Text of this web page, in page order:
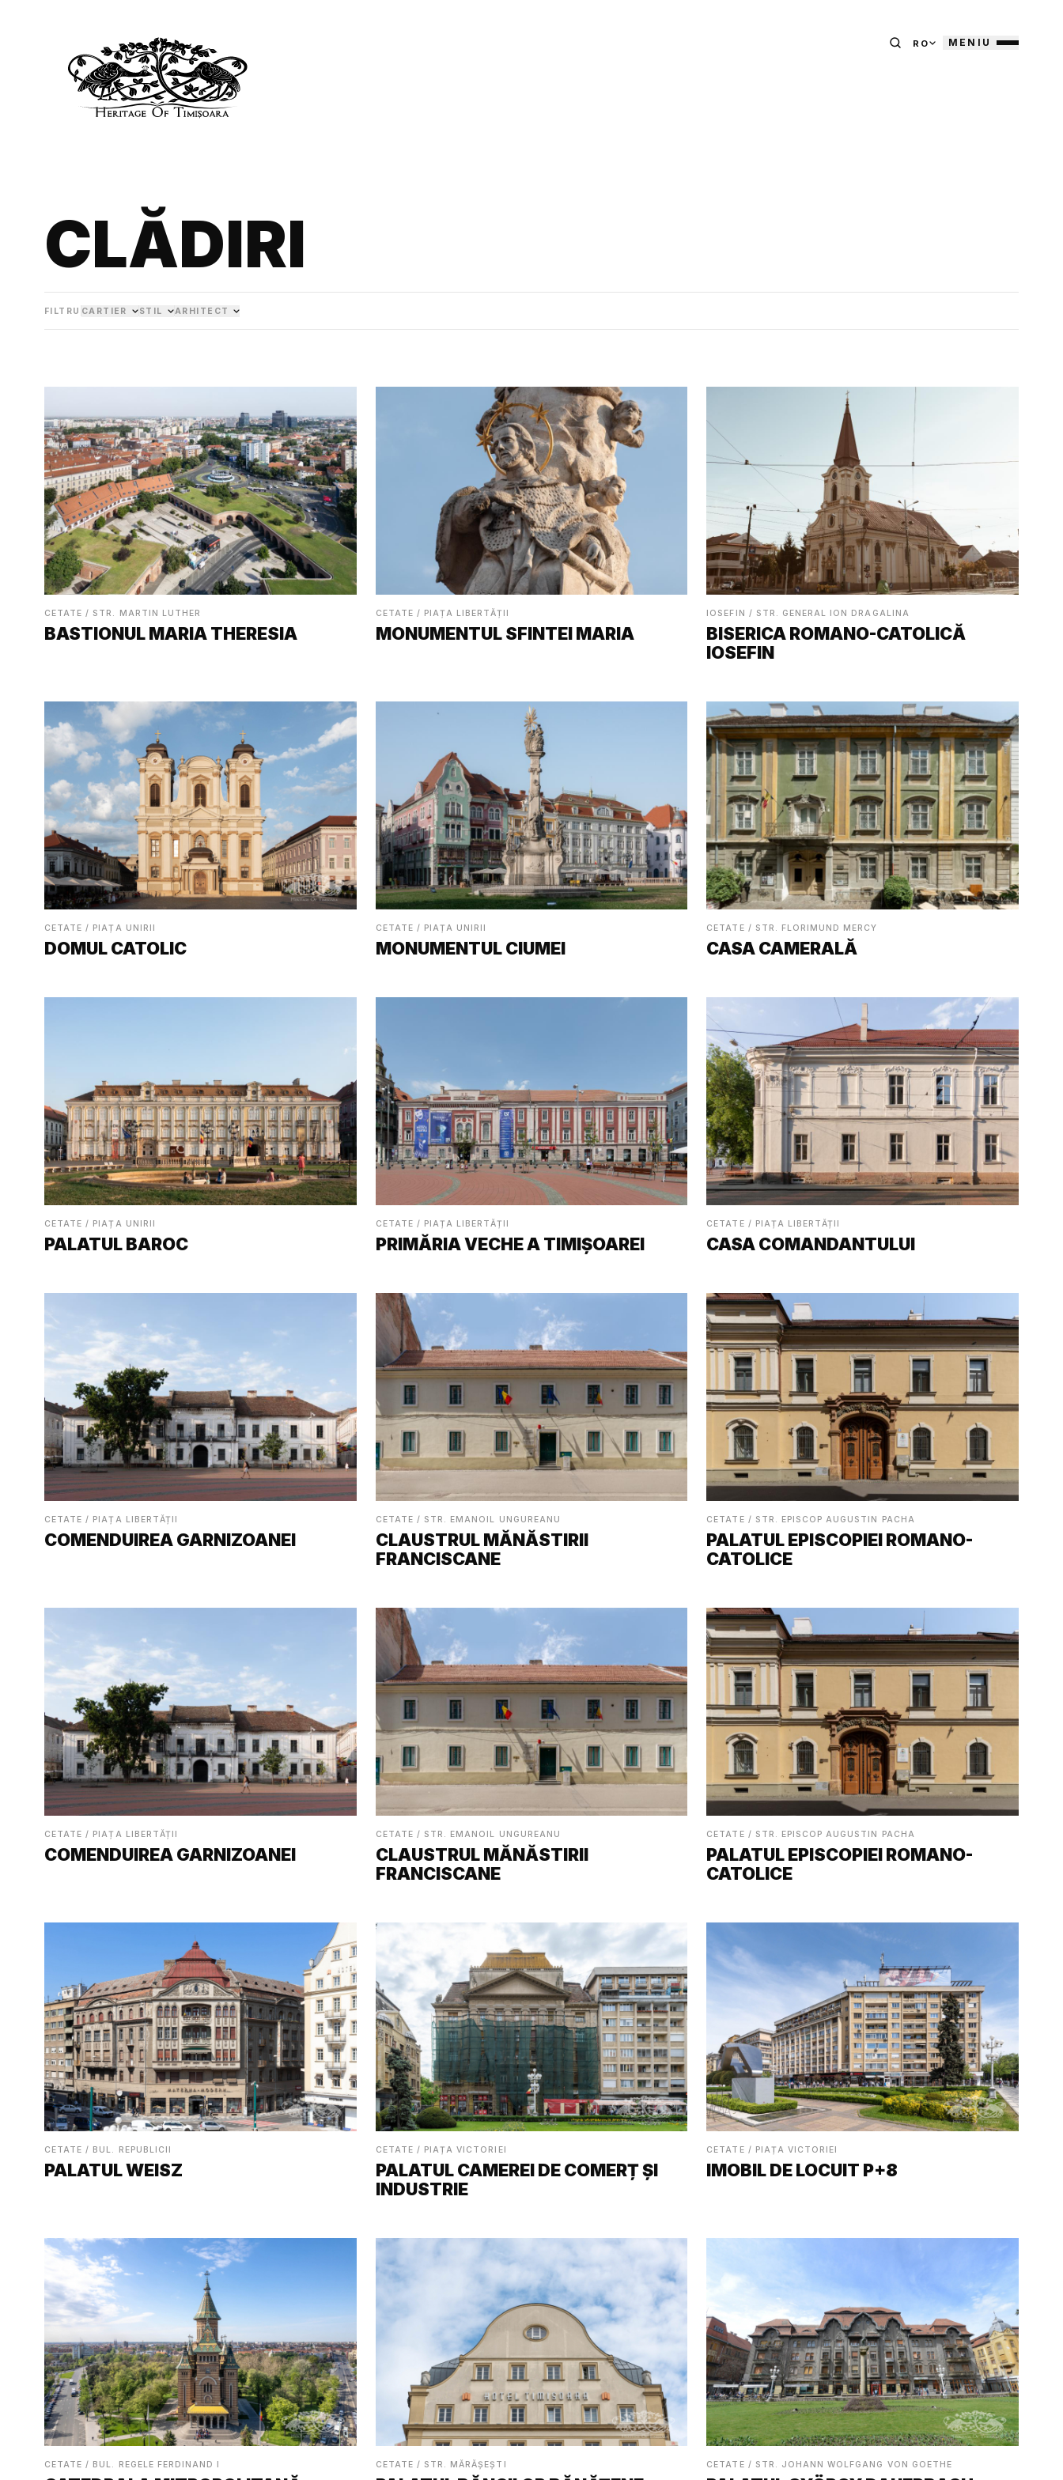
RO MENIU
CLĂDIRI
FILTRU CARTIER STIL ARHITECT
CETATE / STR. MARTIN LUTHER
BASTIONUL MARIA THERESIA
CETATE / PIAȚA LIBERTĂȚII
MONUMENTUL SFINTEI MARIA
IOSEFIN / STR. GENERAL ION DRAGALINA
BISERICA ROMANO-CATOLICĂ
IOSEFIN
CETATE / PIAȚA UNIRII
DOMUL CATOLIC
CETATE / PIAȚA UNIRII
MONUMENTUL CIUMEI
CETATE / STR. FLORIMUND MERCY
CASA CAMERALĂ
CETATE / PIAȚA UNIRII
PALATUL BAROC
CETATE / PIAȚA LIBERTĂȚII
PRIMĂRIA VECHE A TIMIȘOAREI
CETATE / PIAȚA LIBERTĂȚII
CASA COMANDANTULUI
CETATE / PIAȚA LIBERTĂȚII
COMENDUIREA GARNIZOANEI
CETATE / STR. EMANOIL UNGUREANU
CLAUSTRUL MĂNĂSTIRII
FRANCISCANE
CETATE / STR. EPISCOP AUGUSTIN PACHA
PALATUL EPISCOPIEI ROMANO-
CATOLICE
CETATE / PIAȚA LIBERTĂȚII
COMENDUIREA GARNIZOANEI
CETATE / STR. EMANOIL UNGUREANU
CLAUSTRUL MĂNĂSTIRII
FRANCISCANE
CETATE / STR. EPISCOP AUGUSTIN PACHA
PALATUL EPISCOPIEI ROMANO-
CATOLICE
CETATE / BUL. REPUBLICII
PALATUL WEISZ
CETATE / PIAȚA VICTORIEI
PALATUL CAMEREI DE COMERȚ ȘI
INDUSTRIE
CETATE / PIAȚA VICTORIEI
IMOBIL DE LOCUIT P+8
CETATE / BUL. REGELE FERDINAND I CETATE / STR. MĂRĂȘEȘTI CETATE / STR. JOHANN WOLFGANG VON GOETHE